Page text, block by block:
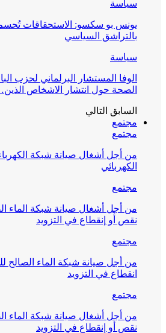
سياسة
يونس بو سكسو: الاستحقاقات
بالتراشق السياسي
سياسة
الوفا المستشار البرلماني لحزب
الصحة حول انتشار الاشخاص
السابق التالي
مجتمع
مجتمع
من أجل أشغال صيانة شبكة الكهرباء
الكهربائي
مجتمع
من أجل أشغال صيانة شبكة الماء
نقص أو إنقطاع في التزويد
مجتمع
من أجل صيانة شبكة الماء
انقطاع في التزويد
مجتمع
من أجل أشغال صيانة شبكة الماء
نقص أو إنقطاع في التزويد